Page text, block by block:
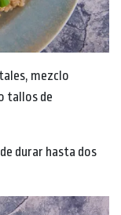
mezclo
tallos de
durar hasta dos